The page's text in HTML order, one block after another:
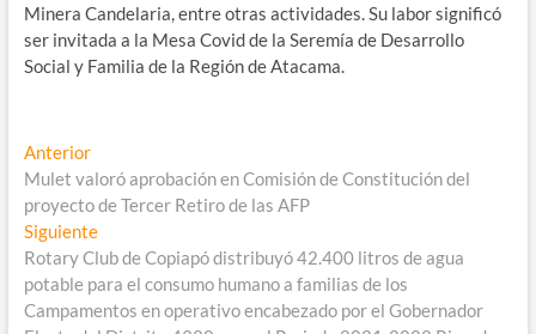
Minera Candelaria, entre otras actividades. Su labor significó
ser invitada a la Mesa Covid de la Seremía de Desarrollo
Social y Familia de la Región de Atacama.
Navegación
de
entradas
AnteriorEntrada
anterior:
Mulet valoró aprobación en Comisión de Constitución del
proyecto de Tercer Retiro de las AFP
SiguienteEntrada
siguiente:
Rotary Club de Copiapó distribuyó 42.400 litros de agua
potable para el consumo humano a familias de los
Campamentos en operativo encabezado por el Gobernador